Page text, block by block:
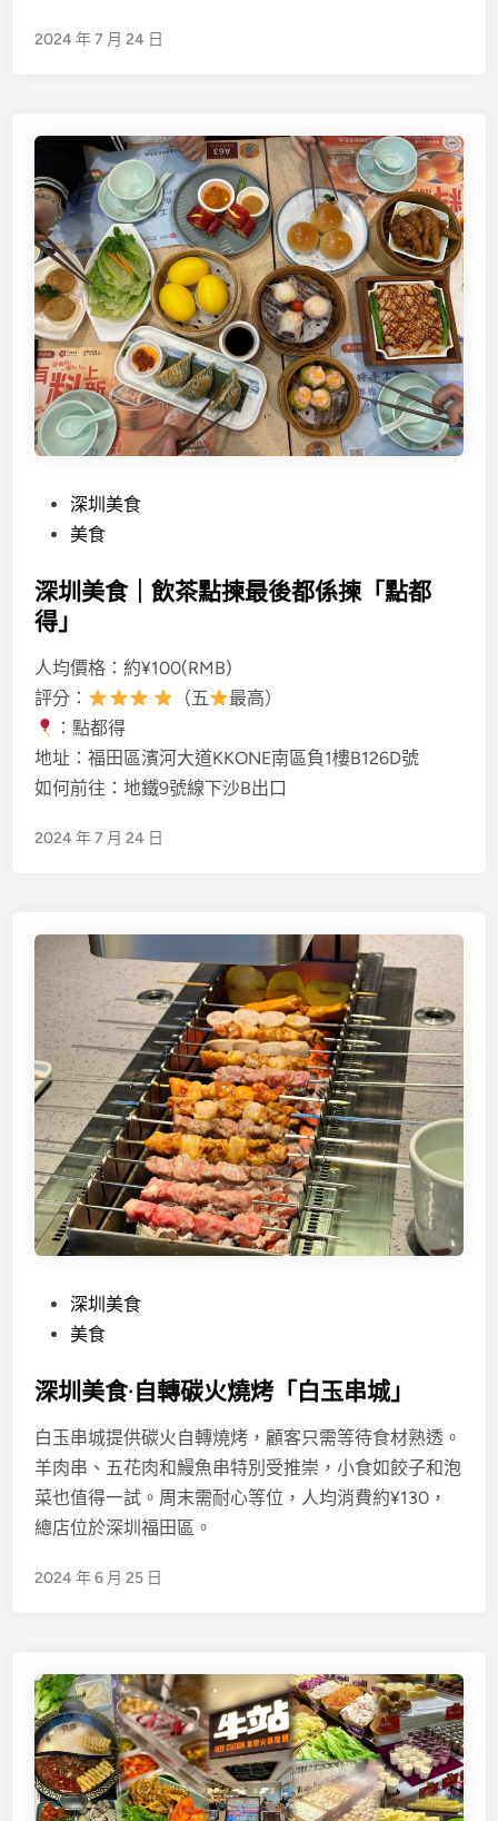
d
夜
｜
必
試
美
食
～
品
味
長
沙
2024 年 7 月 24 日
t
e
d
i
n
深圳美食
美食
深圳美食｜飲茶點揀最後都係揀「點都
得」
人均價格：約¥100(RMB)
評分：
（五
最高）
：點都得
地址：福田區濱河大道KKONE南區負1樓B126D號
如何前往：地鐵9號線下沙B出口
2024 年 7 月 24 日
t
e
d
n
深圳美食
美食
深圳美食·自轉碳火燒烤「白玉串城」
白玉串城提供碳火自轉燒烤，顧客只需等待食材熟透。
羊肉串、五花肉和鰻魚串特別受推崇，小食如餃子和泡
菜也值得一試。周末需耐心等位，人均消費約¥130，
總店位於深圳福田區。
2024 年 6 月 25 日